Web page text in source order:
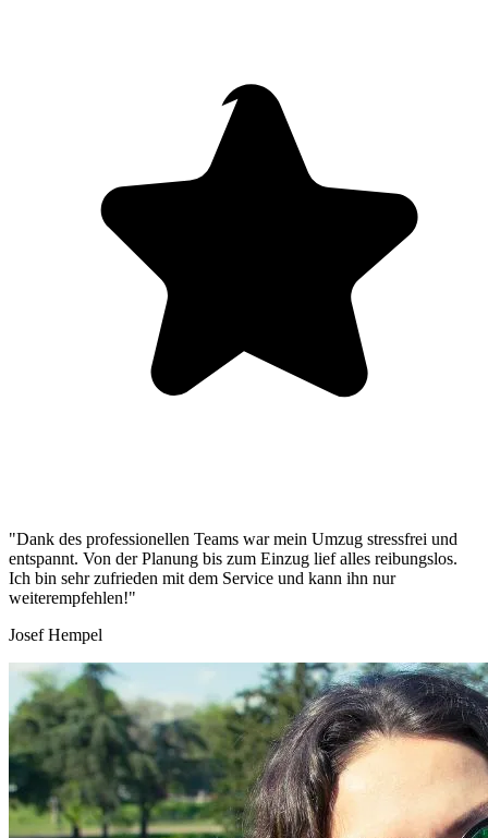
"Dank des professionellen Teams war mein Umzug stressfrei und
entspannt. Von der Planung bis zum Einzug lief alles reibungslos.
Ich bin sehr zufrieden mit dem Service und kann ihn nur
weiterempfehlen!"
Josef Hempel